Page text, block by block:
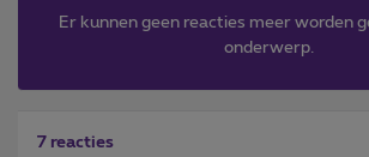
Er kunnen geen reacties meer worden
onderwerp.
7 reacties